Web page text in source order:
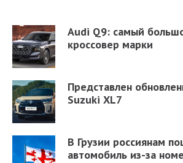
Audi Q9: самый
кроссовер марки
Представлен
Suzuki XL7
В Грузии россиянам
автомобиль из-за